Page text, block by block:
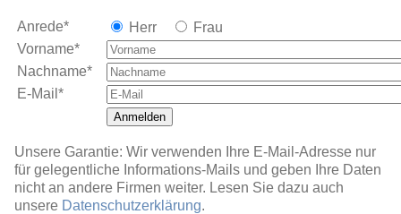
Anrede* Herr
Frau
Vorname*
Nachname*
E-Mail*
Anmelden
Unsere Garantie: Wir verwenden Ihre E-Mail-Adresse nur
für gelegentliche Informations-Mails und geben Ihre Daten
nicht an andere Firmen weiter. Lesen Sie dazu auch
unsere Datenschutzerklärung.